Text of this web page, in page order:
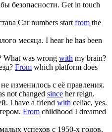
безопасности. Get in touch
Car numbers startfrom the
месяца. I hear he has been
What was wrong with my brain?
From which platform does
изменилось с её правления.
not changed since her reign.
I have a friend with celiac, yes.
From childhood I dreamed
успехов с 1950-х годов.